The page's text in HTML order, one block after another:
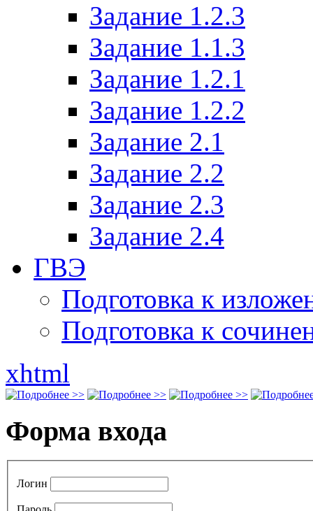
Задание 1.2.3
Задание 1.1.3
Задание 1.2.1
Задание 1.2.2
Задание 2.1
Задание 2.2
Задание 2.3
Задание 2.4
ГВЭ
Подготовка к
Подготовка к
xhtml
Форма входа
Логин